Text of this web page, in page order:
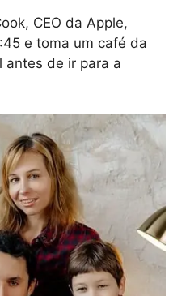
CEO da Apple,
e toma um café da
antes de ir para a